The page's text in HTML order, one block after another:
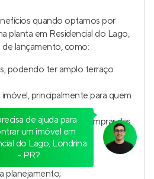
quando optamos por
planta em Residencial do Lago,
lançamento, como:
podendo ter amplo terraço
principalmente para quem
podendo comprar das
do Brasil;
planejamento;
de ajuda para
um imóvel em
do Lago, Londrina
- PR?